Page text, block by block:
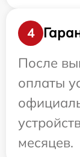
4
После
оплаты
месяцев.